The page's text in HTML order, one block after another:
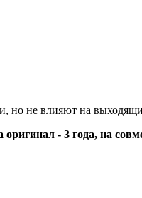
но не влияют на
оригинал - 3 года, на